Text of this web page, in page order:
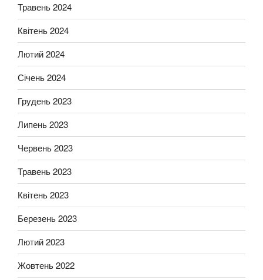
Травень 2024
Квітень 2024
Лютий 2024
Січень 2024
Грудень 2023
Липень 2023
Червень 2023
Травень 2023
Квітень 2023
Березень 2023
Лютий 2023
Жовтень 2022